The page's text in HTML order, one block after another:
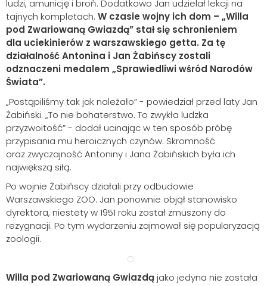
Szukaj
ludzi, amunicję i broń. Dodatkowo Jan udzielał lekcji na
tajnych kompletach. W czasie wojny ich dom – „Willa
pod Zwariowaną Gwiazdą” stał się schronieniem
dla uciekinierów z warszawskiego getta. Za tę
działalność Antonina i Jan Żabińscy zostali
odznaczeni medalem „Sprawiedliwi wśród Narodów
Świata”.
„Postąpiliśmy tak jak należało” - powiedział przed laty Jan
Żabiński. „To nie bohaterstwo. To zwykła ludzka
przyzwoitość” - dodał ucinając w ten sposób próbę
przypisania mu heroicznych czynów. Skromność
oraz zwyczajność Antoniny i Jana Żabińskich była ich
największą siłą.
Po wojnie Żabińscy działali przy odbudowie
Warszawskiego ZOO. Jan ponownie objął stanowisko
dyrektora, niestety w 1951 roku został zmuszony do
rezygnacji. Po tym wydarzeniu zajmował się popularyzacją
zoologii.
Willa pod Zwariowaną Gwiazdąjako jedyna nie została